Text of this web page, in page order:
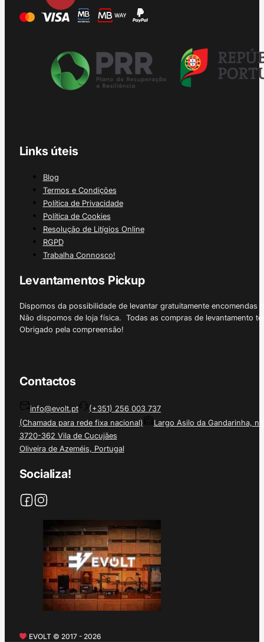
Links úteis
Blog
Termos e Condições
Política de Privacidade
Política de Cookies
Resolução de Litígios Online
RGPD
Trabalha Connosco!
Levantamentos Pickup
Dispomos da possibilidade de levantar gratuitamente
Não dispomos de loja física. Todas as compras de levantamento
Obrigado pela compreensão!
Contactos
info@evolt.pt
(+351) 256 003 737
(Chamada para rede fixa nacional)
Largo Asilo da Gandarinha, nº
3720-362 Vila de Cucujães
Oliveira de Azeméis, Portugal
Socializa!
EVOLT © 2017 - 2026